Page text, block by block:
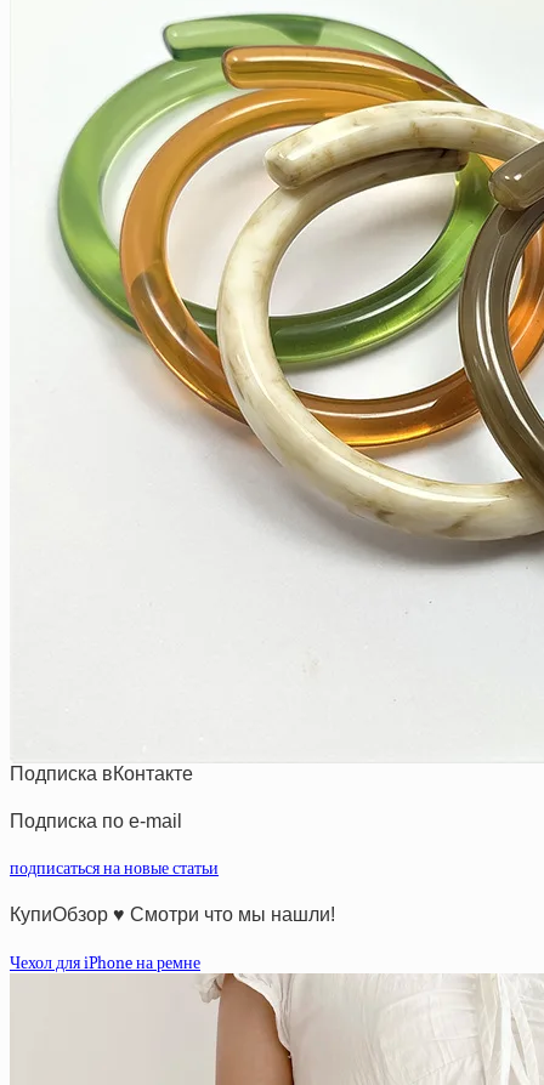
Подписка вКонтакте
Подписка по e-mail
подписаться на новые статьи
КупиОбзор ♥ Смотри что мы нашли!
Чехол для iPhone на ремне